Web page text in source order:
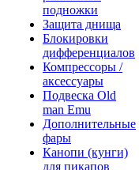
подножки
Защита днища
Блокировки
дифференциалов
Компрессоры /
аксессуары
Подвеска Old
man Emu
Дополнительные
фары
Канопи (кунги)
для пикапов